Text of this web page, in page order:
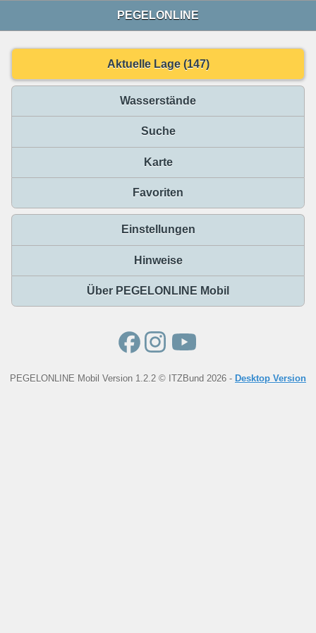
PEGELONLINE
Aktuelle Lage (147)
Wasserstände
Suche
Karte
Favoriten
Einstellungen
Hinweise
Über PEGELONLINE Mobil
PEGELONLINE Mobil Version 1.2.2 © ITZBund 2026 - Desktop Version